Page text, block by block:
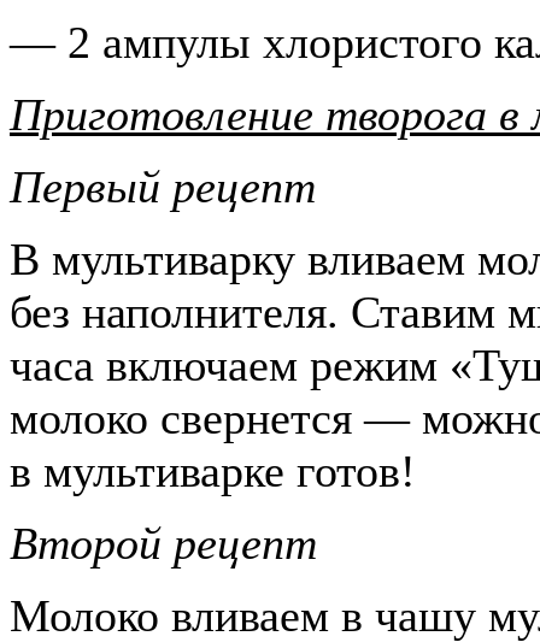
— 2 ампулы хлористого
Приготовление творога в
Первый рецепт
В мультиварку вливаем
без наполнителя. Ставим
часа включаем режим
молоко свернется —
в мультиварке готов!
Второй рецепт
Молоко вливаем в чашу